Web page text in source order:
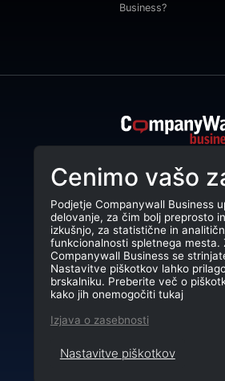
Business?
podjetjem pomaga
poslovanje z
strank.
CompanyWall
Cenimo vašo
Podjetje Companywall Business
delovanje, za čim bolj preprosto
izkušnjo, za statistične in
funkcionalnosti spletnega mesta.
Companywall Business se
Nastavitve piškotkov lahko
brskalniku. Preberite več o
kako jih onemogočiti tukaj
Izjava o zasebnosti
Nastavitve piškotkov